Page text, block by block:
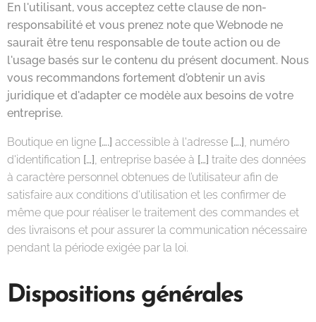
En l'utilisant, vous acceptez cette clause de non-
responsabilité et vous prenez note que Webnode ne
saurait être tenu responsable de toute action ou de
l'usage basés sur le contenu du présent document. Nous
vous recommandons fortement d'obtenir un avis
juridique et d'adapter ce modèle aux besoins de votre
entreprise.
Boutique en ligne [….] accessible à l'adresse [….], numéro
d'identification […], entreprise basée à […] traite des données
à caractère personnel obtenues de l’utilisateur afin de
satisfaire aux conditions d'utilisation et les confirmer de
même que pour réaliser le traitement des commandes et
des livraisons et pour assurer la communication nécessaire
pendant la période exigée par la loi.
Dispositions générales